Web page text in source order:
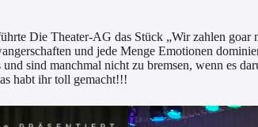
Die Theater-AG das Stück „Wir zahlen
und jede Menge Emotionen
und sind manchmal nicht zu bremsen, wenn es
habt ihr toll gemacht!!!